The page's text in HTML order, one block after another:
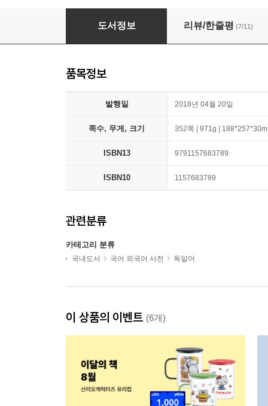
일단 합격하고 오겠습니다 독일어능력시험 B1
도서정보 리뷰/한줄평 (7/11)
품목정보
발행일 2018년 04월 20일
쪽수, 무게, 크기 352쪽 | 971g |
ISBN13 9791157683789
ISBN10 1157683789
관련분류
카테고리 분류
국내도서 국어 외국어 사전 독일어
이 상품의 이벤트 (6개)